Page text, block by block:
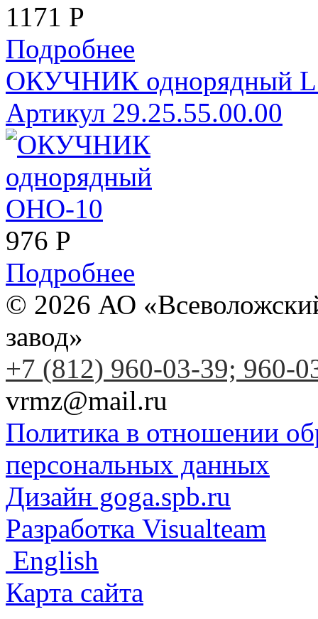
1171 Р
Подробнее
ОКУЧНИК однорядный
Артикул 29.25.55.00.00
976 Р
Подробнее
© 2026 АО
завод»
+7 (812) 960-03-39; 960-
vrmz@mail.ru
Политика в отношении
персональных данных
Дизайн goga.spb.ru
Разработка Visualteam
English
Карта сайта